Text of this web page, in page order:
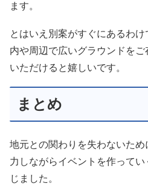
ます。
とはいえ別案がすぐにあるわ
内や周辺で広いグラウンドを
いただけると嬉しいです。
まとめ
地元との関わりを失わないた
力しながらイベントを作って
じました。